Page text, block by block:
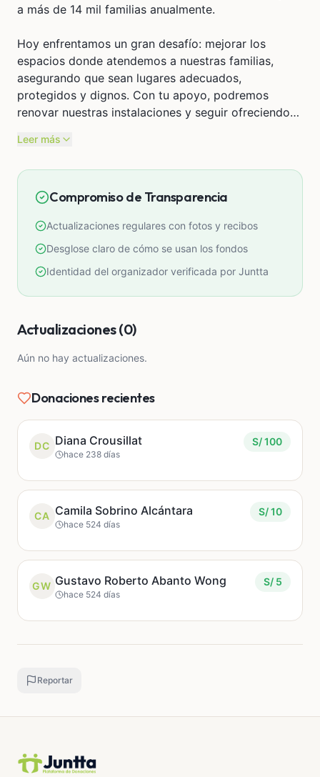
a más de 14 mil familias anualmente.
Hoy enfrentamos un gran desafío: mejorar los
espacios donde atendemos a nuestras familias,
asegurando que sean lugares adecuados,
protegidos y dignos. Con tu apoyo, podremos
renovar nuestras instalaciones y seguir ofreciendo
puedan aprender, jugar y crecer con bienestar.
✨ Tú puedes ser parte de esta transformación.
Cualquier aporte nos acerca más a un futuro lleno
cambio!
Leer más
Compromiso de Transparencia
Actualizaciones regulares con fotos y recibos
Desglose claro de cómo se usan los fondos
Identidad del organizador verificada por Juntta
Actualizaciones (0)
Aún no hay actualizaciones.
Donaciones recientes
DC Diana Crousillat
hace 238 días
S/ 100
CA Camila Sobrino Alcántara
hace 524 días
S/ 10
GW Gustavo Roberto Abanto Wong
hace 524 días
S/ 5
Reportar